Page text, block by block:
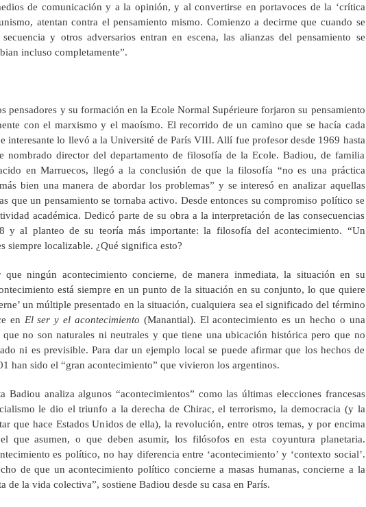
de comunicación y a la opinión, y al convertirse en portavoces de la ‘crítica
atentan contra el pensamiento mismo. Comienzo a decirme que cuando se
y otros adversarios entran en escena, las alianzas del pensamiento se
incluso completamente”.
pensadores y su formación en la Ecole Normal Supérieure forjaron su pensamiento
con el marxismo y el maoísmo. El recorrido de un camino que se hacía cada
interesante lo llevó a la Université de París VIII. Allí fue profesor desde 1969 hasta
nombrado director del departamento de filosofía de la Ecole. Badiou, de familia
en Marruecos, llegó a la conclusión de que la filosofía “no es una práctica
bien una manera de abordar los problemas” y se interesó en analizar aquellas
que un pensamiento se tornaba activo. Desde entonces su compromiso político se
académica. Dedicó parte de su obra a la interpretación de las consecuencias
y al planteo de su teoría más importante: la filosofía del acontecimiento. “Un
siempre localizable. ¿Qué significa esto?
ningún acontecimiento concierne, de manera inmediata, la situación en su
está siempre en un punto de la situación en su conjunto, lo que quiere
un múltiple presentado en la situación, cualquiera sea el significado del término
en El ser y el acontecimiento (Manantial). El acontecimiento es un hecho o una
que no son naturales ni neutrales y que tiene una ubicación histórica pero que no
ni es previsible. Para dar un ejemplo local se puede afirmar que los hechos de
han sido el “gran acontecimiento” que vivieron los argentinos.
Badiou analiza algunos “acontecimientos” como las últimas elecciones francesas
le dio el triunfo a la derecha de Chirac, el terrorismo, la democracia (y la
que hace Estados Unidos de ella), la revolución, entre otros temas, y por encima
que asumen, o que deben asumir, los filósofos en esta coyuntura planetaria.
es político, no hay diferencia entre ‘acontecimiento’ y ‘contexto social’.
de que un acontecimiento político concierne a masas humanas, concierne a la
de la vida colectiva”, sostiene Badiou desde su casa en París.